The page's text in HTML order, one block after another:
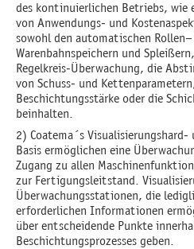
des kontinuierlichen Betriebs, wie
von Anwendungs- und
sowohl den automatischen
Warenbahnspeichern und
Regelkreis-Überwachung, die
von Schuss- und
Beschichtungsstärke oder die
beinhalten.
2) Coatema´s
Basis ermöglichen eine
Zugang zu allen
zur Fertigungsleitstand.
Überwachungsstationen, die
erforderlichen Informationen
über entscheidende Punkte
Beschichtungsprozesses geben.